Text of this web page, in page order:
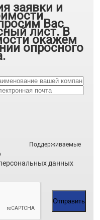
заявки и
Вас
лист. В
окажем
опросного
Поддерживаемые
данных
Отправить